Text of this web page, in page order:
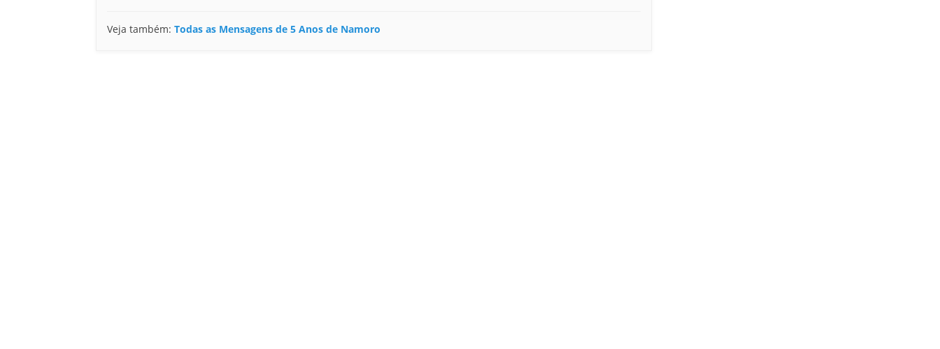
Veja também: Todas as Mensagens de 5 Anos de Namoro